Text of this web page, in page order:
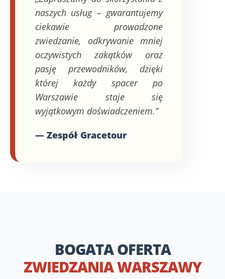
naszych usług – gwarantujemy
ciekawie prowadzone
zwiedzanie, odkrywanie mniej
oczywistych zakątków oraz
pasję przewodników, dzięki
której każdy spacer po
Warszawie staje się
wyjątkowym doświadczeniem.”
— Zespół Gracetour
BOGATA OFERTA
ZWIEDZANIA WARSZAWY